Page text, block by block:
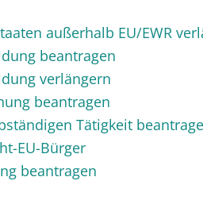
außerhalb EU/EWR
beantragen
verlängern
beantragen
Tätigkeit
EU-Bürger
beantragen